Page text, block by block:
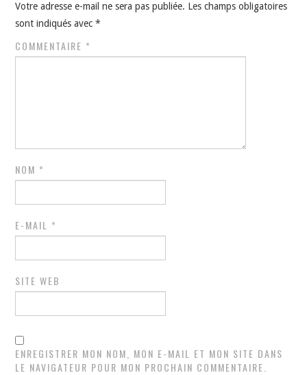
Votre adresse e-mail ne sera pas publiée. Les champs obligatoires
sont indiqués avec*
COMMENTAIRE *
NOM *
E-MAIL *
SITE WEB
ENREGISTRER MON NOM, MON E-MAIL ET MON SITE DANS
LE NAVIGATEUR POUR MON PROCHAIN COMMENTAIRE.